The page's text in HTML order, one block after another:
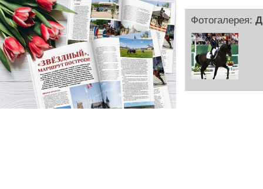
Фотогалерея: